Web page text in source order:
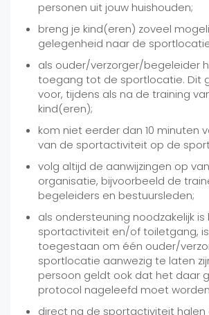
personen uit jouw huishouden;
breng je kind(eren) zoveel
gelegenheid naar de
als ouder/verzorger/begeleider
toegang tot de sportlocatie. Dit
voor, tijdens als na de training
kind(eren);
kom niet eerder dan 10 minuten
van de sportactiviteit op de
volg altijd de aanwijzingen op
organisatie, bijvoorbeeld de
begeleiders en bestuursleden;
als ondersteuning noodzakelijk is
sportactiviteit en/of toiletgang,
toegestaan om één ouder/
sportlocatie aanwezig te laten
persoon geldt ook dat het daar
protocol nageleefd moet
direct na de sportactiviteit halen